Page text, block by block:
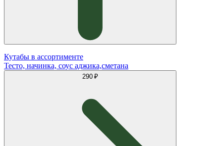
Кутабы в ассортименте
Тесто, начинка, соус аджика,сметана
290 ₽